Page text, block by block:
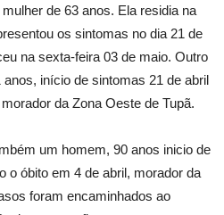
de 63 anos. Ela residia na
os sintomas no dia 21 de
na sexta-feira 03 de maio. Outro
início de sintomas 21 de abril
da Zona Oeste de Tupã.
um homem, 90 anos inicio de
o óbito em 4 de abril, morador da
foram encaminhados ao